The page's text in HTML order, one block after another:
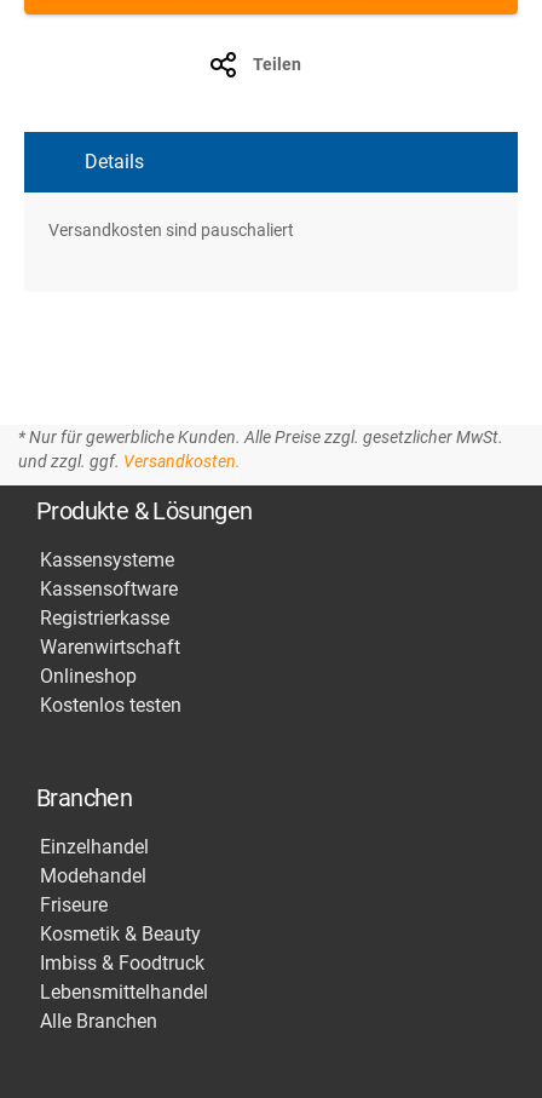
Teilen
Details
Versandkosten sind pauschaliert
* Nur für gewerbliche Kunden. Alle Preise zzgl. gesetzlicher MwSt.
und zzgl. ggf. Versandkosten.
Produkte & Lösungen
Kassensysteme
Kassensoftware
Registrierkasse
Warenwirtschaft
Onlineshop
Kostenlos testen
Branchen
Einzelhandel
Modehandel
Friseure
Kosmetik & Beauty
Imbiss & Foodtruck
Lebensmittelhandel
Alle Branchen